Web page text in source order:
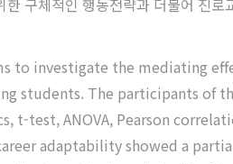
한 구체적인 행동전략과 더불어 진
to investigate the mediating
students. The participants of
t-test, ANOVA, Pearson
adaptability showed a